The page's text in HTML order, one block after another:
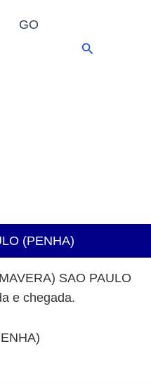
GO
Pesquisar
(PENHA)
SAO PAULO
e chegada.